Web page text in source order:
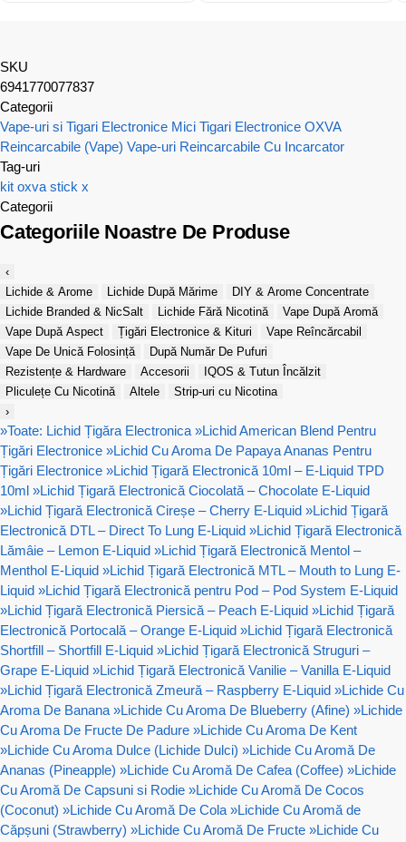
SKU
6941770077837
Categorii
Vape-uri si Tigari Electronice Mici Tigari Electronice OXVA
Reincarcabile (Vape) Vape-uri Reincarcabile Cu Incarcator
Tag-uri
kit oxva stick x
Categorii
Categoriile Noastre De Produse
‹
Lichide & Arome
Lichide După Mărime
DIY & Arome Concentrate
Lichide Branded & NicSalt
Lichide Fără Nicotină
Vape După Aromă
Vape După Aspect
Țigări Electronice & Kituri
Vape Reîncărcabil
Vape De Unică Folosință
După Număr De Pufuri
Rezistențe & Hardware
Accesorii
IQOS & Tutun Încălzit
Pliculețe Cu Nicotină
Altele
Strip-uri cu Nicotina
›
»Toate: Lichid Țigăra Electronica »Lichid American Blend Pentru
Țigări Electronice »Lichid Cu Aroma De Papaya Ananas Pentru
Țigări Electronice »Lichid Țigară Electronică 10ml – E-Liquid TPD
10ml »Lichid Țigară Electronică Ciocolată – Chocolate E-Liquid
»Lichid Țigară Electronică Cireșe – Cherry E-Liquid »Lichid Țigară
Electronică DTL – Direct To Lung E-Liquid »Lichid Țigară Electronică
Lămâie – Lemon E-Liquid »Lichid Țigară Electronică Mentol –
Menthol E-Liquid »Lichid Țigară Electronică MTL – Mouth to Lung E-
Liquid »Lichid Țigară Electronică pentru Pod – Pod System E-Liquid
»Lichid Țigară Electronică Piersică – Peach E-Liquid »Lichid Țigară
Electronică Portocală – Orange E-Liquid »Lichid Țigară Electronică
Shortfill – Shortfill E-Liquid »Lichid Țigară Electronică Struguri –
Grape E-Liquid »Lichid Țigară Electronică Vanilie – Vanilla E-Liquid
»Lichid Țigară Electronică Zmeură – Raspberry E-Liquid »Lichide Cu
Aroma De Banana »Lichide Cu Aroma De Blueberry (Afine) »Lichide
Cu Aroma De Fructe De Padure »Lichide Cu Aroma De Kent
»Lichide Cu Aroma Dulce (Lichide Dulci) »Lichide Cu Aromă De
Ananas (Pineapple) »Lichide Cu Aromă De Cafea (Coffee) »Lichide
Cu Aromă De Capsuni si Rodie »Lichide Cu Aromă De Cocos
(Coconut) »Lichide Cu Aromă De Cola »Lichide Cu Aromă de
Căpșuni (Strawberry) »Lichide Cu Aromă De Fructe »Lichide Cu